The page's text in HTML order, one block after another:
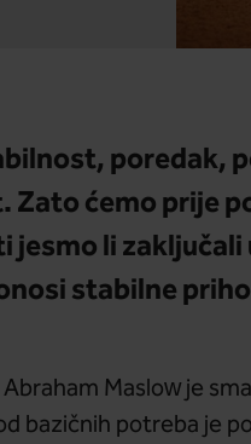
poredak,
Zato ćemo prije
li
stabilne
Maslow je
bazičnih potreba je